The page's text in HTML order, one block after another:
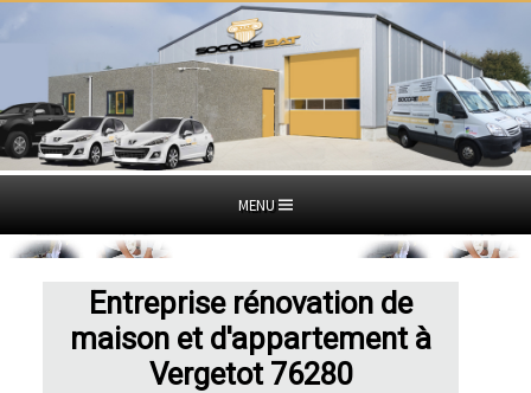
MENU
Entreprise rénovation de
maison et d'appartement à
Vergetot 76280